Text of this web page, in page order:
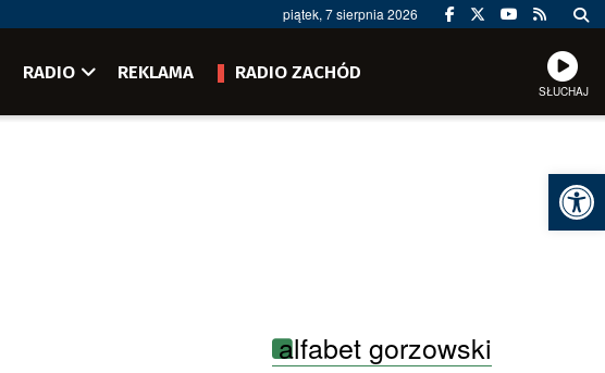
piątek, 7 sierpnia 2026
RADIO REKLAMA RADIO ZACHÓD
SŁUCHAJ
alfabet gorzowski